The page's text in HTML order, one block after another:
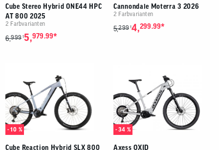
Cube Stereo Hybrid ONE44 HPC
AT 800 2025
2 Farbvarianten
6,999 15,979.99*
Cannondale Moterra 3 2026
2 Farbvarianten
5,299 14,299.99*
- 10 %
Cube Reaction Hybrid SLX 800
- 34 %
Axess OXID